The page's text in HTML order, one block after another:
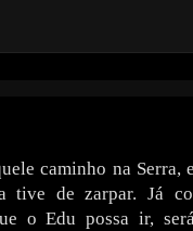
caminho na Serra,
tive de zarpar. Já
o Edu possa ir,